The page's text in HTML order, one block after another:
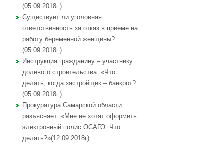
(05.09.2018г.)
Существует ли уголовная
ответственность за отказ в приеме на
работу беременной женщины?
(05.09.2018г.)
Инструкция гражданину – участнику
долевого строительства: «Что
делать, когда застройщик – банкрот?
(05.09.2018г.)
Прокуратура Самарской области
разъясняет: «Мне не хотят оформить
электронный полис ОСАГО. Что
делать?»(12.09.2018г)